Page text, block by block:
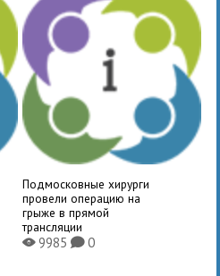
Подмосковные хирурги
провели операцию на
грыже в прямой
трансляции
X9985 K0